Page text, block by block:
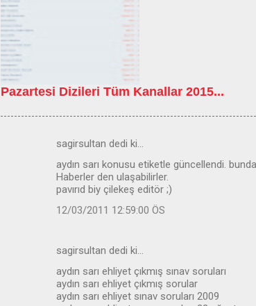
Pazartesi Dizileri Tüm Kanallar 2015...
sagirsultan dedi ki…
aydın sarı konusu etiketle güncellendi.
Haberler den ulaşabilirler.
pavırıd biy çilekeş editör ;)
12/03/2011 12:59:00 ÖS
sagirsultan dedi ki…
aydın sarı ehliyet çıkmış sınav soruları
aydın sarı ehliyet çıkmış sorular
aydın sarı ehliyet sınav soruları 2009